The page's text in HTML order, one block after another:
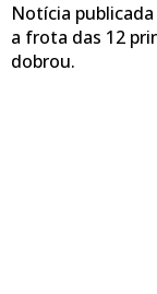
Notícia
a frota das 12
dobrou.